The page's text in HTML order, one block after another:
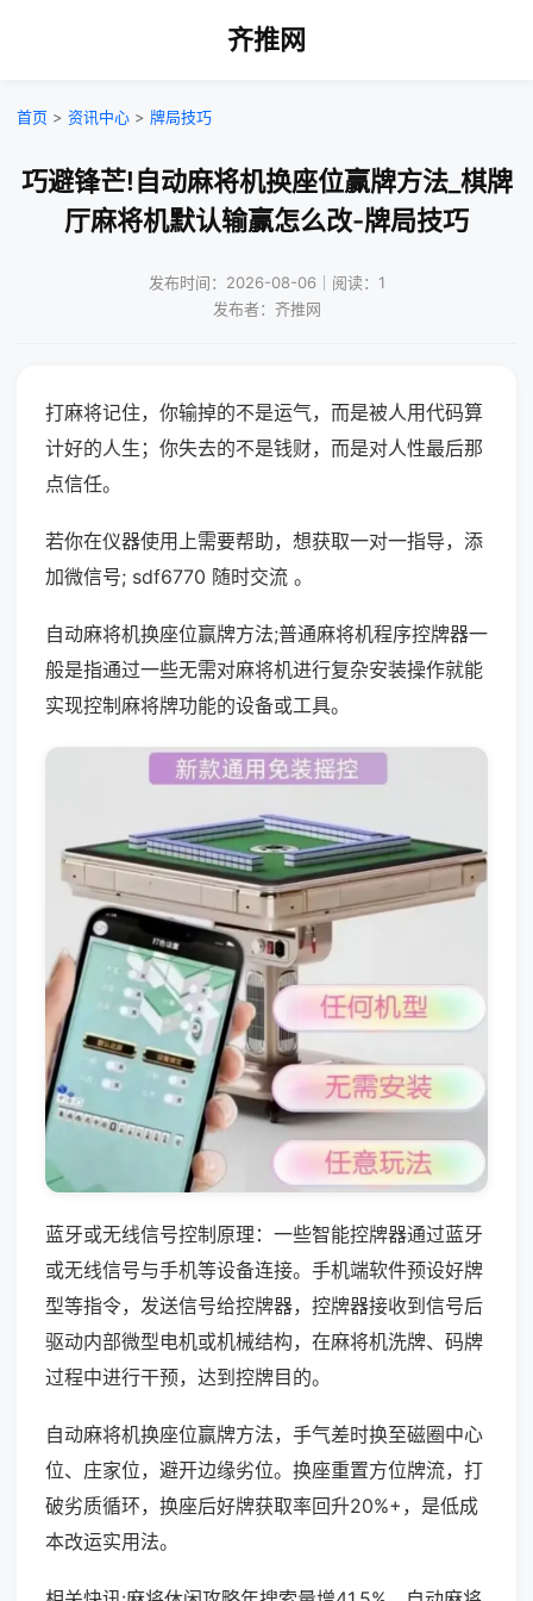
齐推网
首页 > 资讯中心 > 牌局技巧
巧避锋芒!自动麻将机换座位赢牌方法_棋牌
厅麻将机默认输赢怎么改-牌局技巧
发布时间：2026-08-06｜阅读：1
发布者：齐推网
打麻将记住，你输掉的不是运气，而是被人用代码算
计好的人生；你失去的不是钱财，而是对人性最后那
点信任。
若你在仪器使用上需要帮助，想获取一对一指导，添
加微信号; sdf6770 随时交流 。
自动麻将机换座位赢牌方法;普通麻将机程序控牌器一
般是指通过一些无需对麻将机进行复杂安装操作就能
实现控制麻将牌功能的设备或工具。
蓝牙或无线信号控制原理：一些智能控牌器通过蓝牙
或无线信号与手机等设备连接。手机端软件预设好牌
型等指令，发送信号给控牌器，控牌器接收到信号后
驱动内部微型电机或机械结构，在麻将机洗牌、码牌
过程中进行干预，达到控牌目的。
自动麻将机换座位赢牌方法，手气差时换至磁圈中心
位、庄家位，避开边缘劣位。换座重置方位牌流，打
破劣质循环，换座后好牌获取率回升20%+，是低成
本改运实用法。